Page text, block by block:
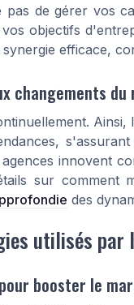
pas de gérer vos
objectifs
efficace,
changements du
innovent
sur comment
des
utilisés par
booster le